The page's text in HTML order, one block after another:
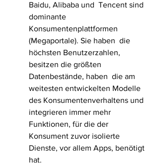
Baidu, Alibaba und  Tencent sind
dominante
Konsumentenplattformen
(Megaportale). Sie haben  die
höchsten Benutzerzahlen,
besitzen die größten
Datenbestände, haben  die am
weitesten entwickelten Modelle
des Konsumentenverhaltens und
integrieren immer mehr
Funktionen, für die der
Konsument zuvor isolierte
Dienste, vor allem Apps, benötigt
hat.